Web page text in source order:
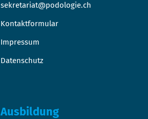
sekretariat@podologie.ch
Kontaktformular
Impressum
Datenschutz
Ausbildung